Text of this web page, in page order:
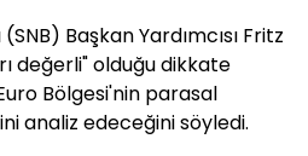
Başkan Yardımcısı Fritz
değerli" olduğu dikkate
Bölgesi'nin parasal
analiz edeceğini söyledi.